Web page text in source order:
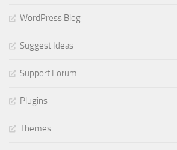
WordPress Blog
Suggest Ideas
Support Forum
Plugins
Themes